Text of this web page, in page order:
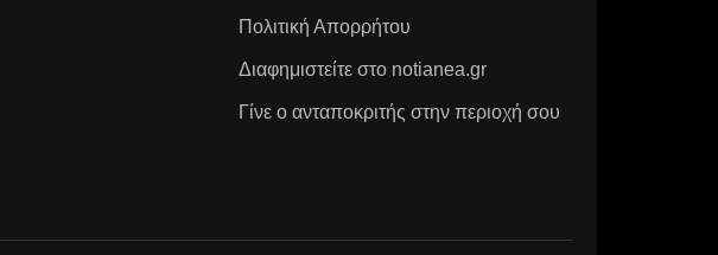
Πολιτική Απορρήτου
Διαφημιστείτε στο notianea.gr
Γίνε ο ανταποκριτής στην περιοχή σου